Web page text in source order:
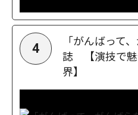
4
「がんばって
誌 【演技で魅
界】